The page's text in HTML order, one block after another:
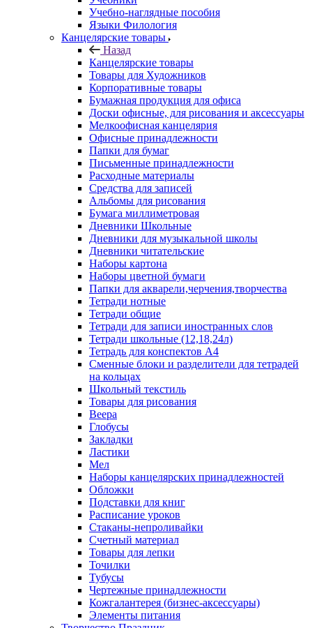
Учебно-наглядные пособия
Языки Филология
Канцелярские товары
Назад
Канцелярские товары
Товары для Художников
Корпоративные товары
Бумажная продукция для офиса
Доски офисные, для рисования и аксессуары
Мелкоофисная канцелярия
Офисные принадлежности
Папки для бумаг
Письменные принадлежности
Расходные материалы
Средства для записей
Альбомы для рисования
Бумага миллиметровая
Дневники Школьные
Дневники для музыкальной школы
Дневники читательские
Наборы картона
Наборы цветной бумаги
Папки для акварели,черчения,творчества
Тетради нотные
Тетради общие
Тетради для записи иностранных слов
Тетради школьные (12,18,24л)
Тетрадь для конспектов А4
Сменные блоки и разделители для тетрадей
на кольцах
Школьный текстиль
Товары для рисования
Веера
Глобусы
Закладки
Ластики
Мел
Наборы канцелярских принадлежностей
Обложки
Подставки для книг
Расписание уроков
Стаканы-непроливайки
Счетный материал
Товары для лепки
Точилки
Тубусы
Чертежные принадлежности
Кожгалантерея (бизнес-аксессуары)
Элементы питания